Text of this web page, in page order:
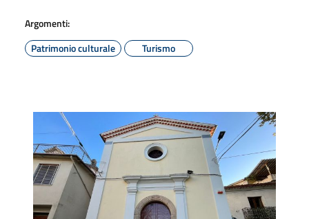
Argomenti:
Patrimonio culturale
Turismo